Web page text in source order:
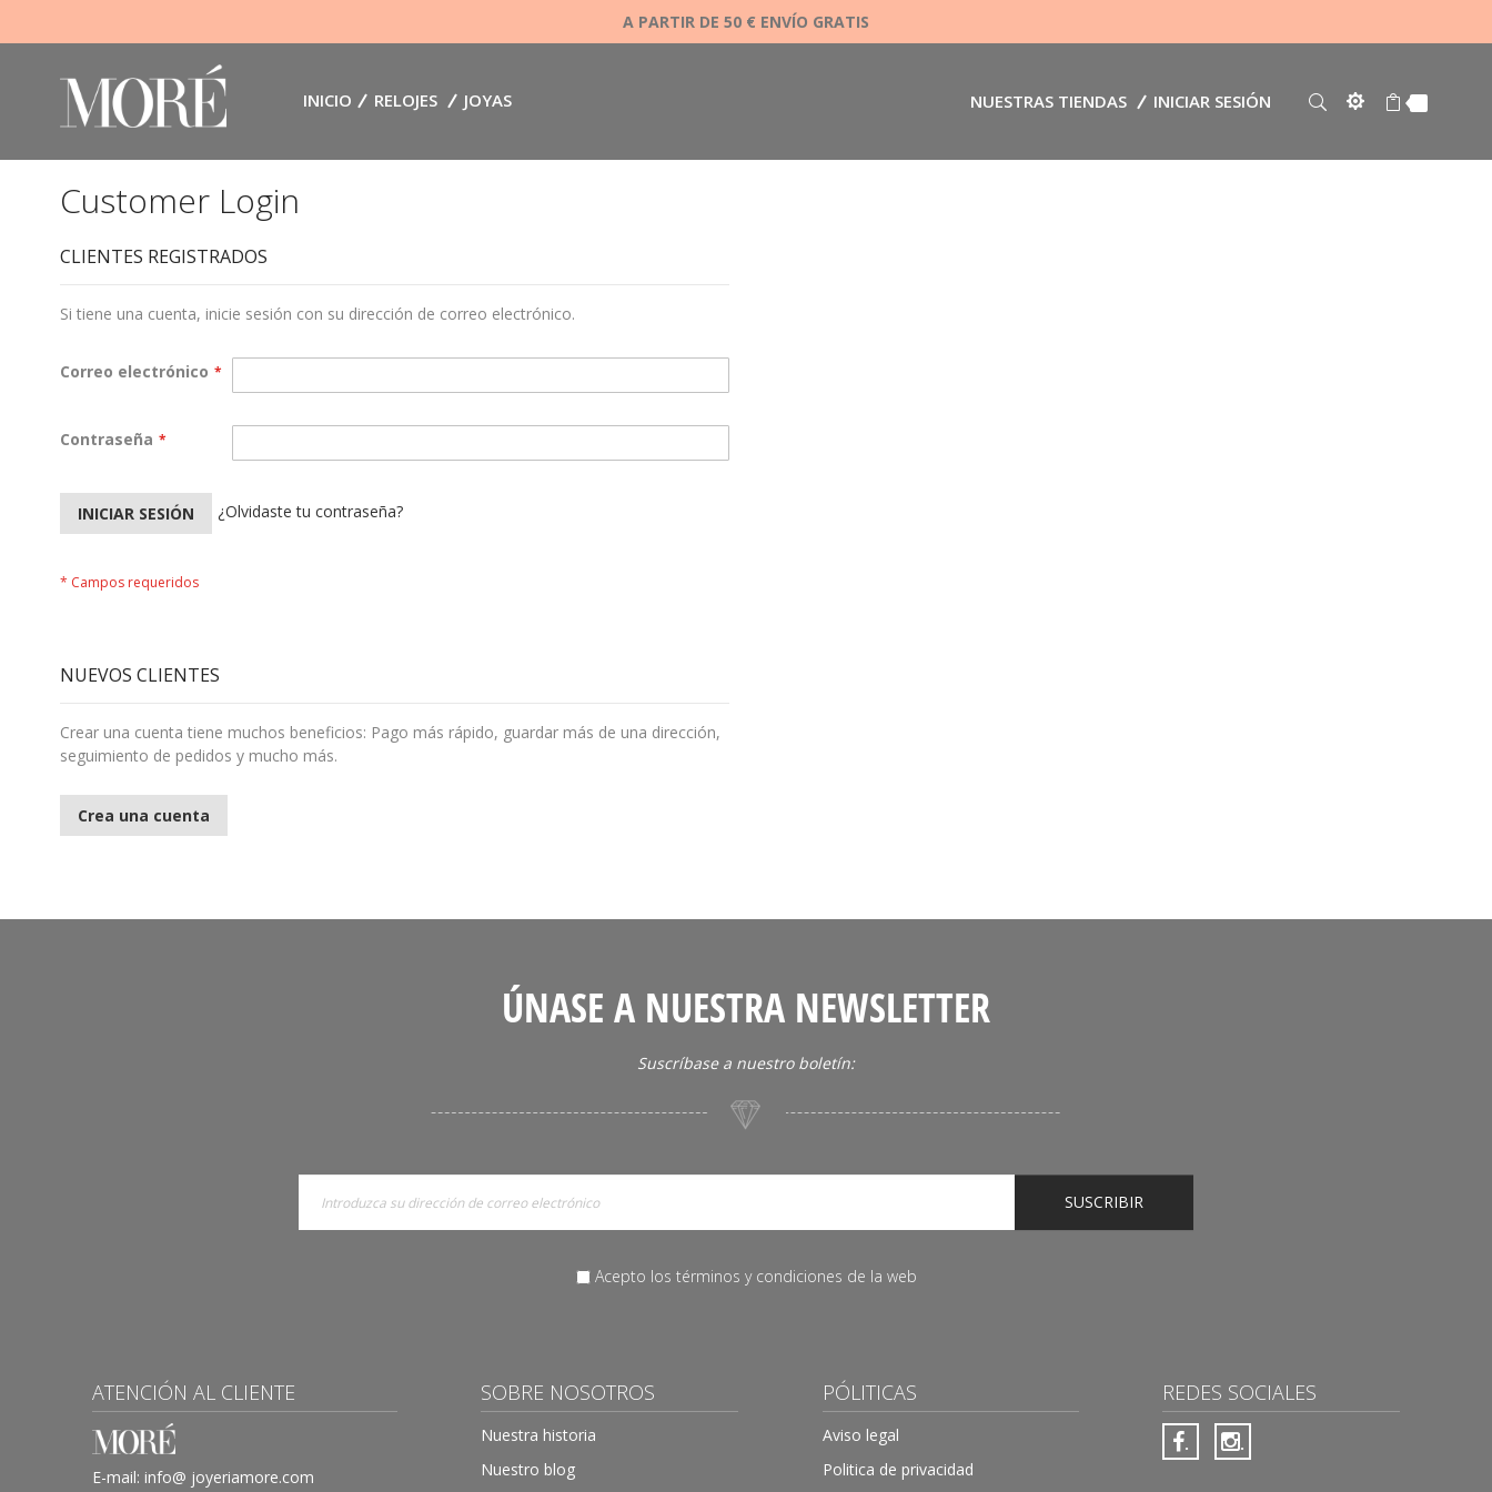
A PARTIR DE 50 € ENVÍO GRATIS
INICIO RELOJES JOYAS NUESTRAS TIENDAS INICIAR SESIÓN
Customer Login
CLIENTES REGISTRADOS
Si tiene una cuenta, inicie sesión con su dirección de correo electrónico.
Correo electrónico
Contraseña
INICIAR SESIÓN ¿Olvidaste tu contraseña?
NUEVOS CLIENTES
Crear una cuenta tiene muchos beneficios: Pago más rápido, guardar más de una dirección,
seguimiento de pedidos y mucho más.
Crea una cuenta
ÚNASE A NUESTRA NEWSLETTER
Suscríbase a nuestro boletín:
SUSCRIBIR
Acepto los términos y condiciones de la web
ATENCIÓN AL CLIENTE
E-mail: info@ joyeriamore.com
SOBRE NOSOTROS
Nuestra historia
Nuestro blog
PÓLITICAS
Aviso legal
Politica de privacidad
REDES SOCIALES
. .